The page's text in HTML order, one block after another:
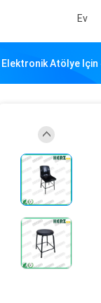
Ev
Elektronik Atölye Için